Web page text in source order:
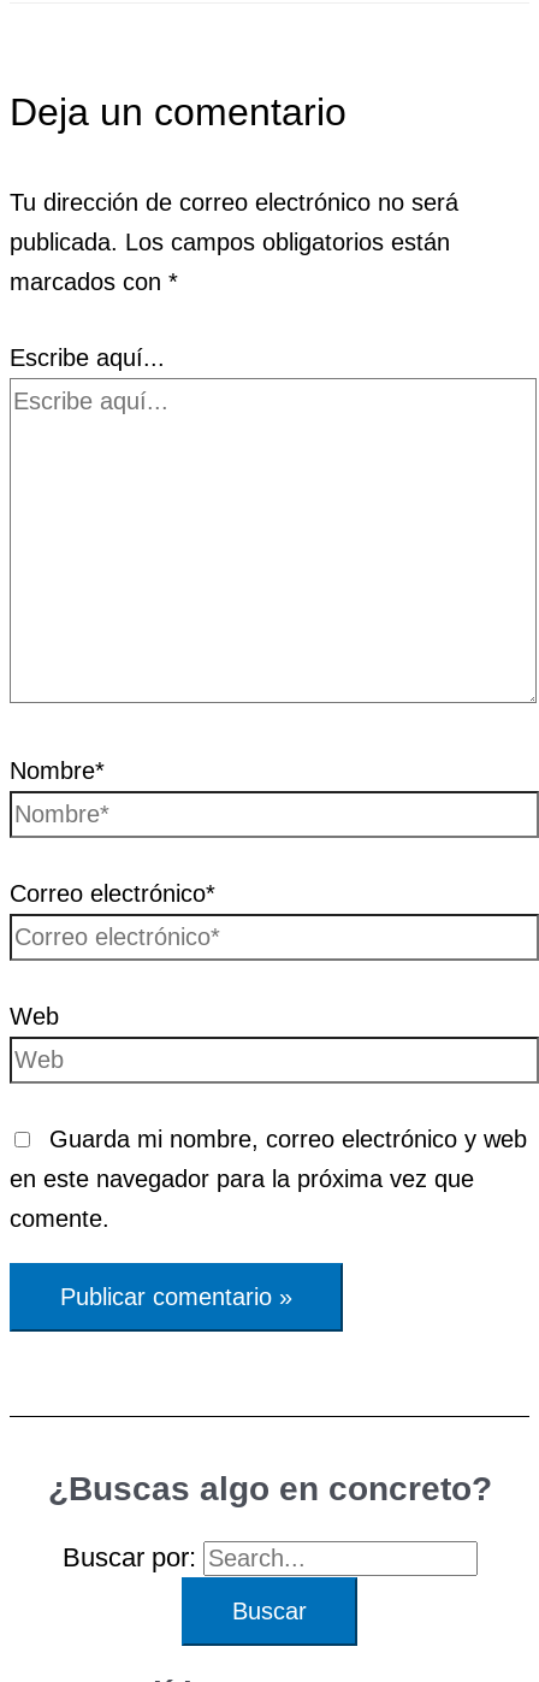
Deja un comentario
Tu dirección de correo electrónico no será
publicada. Los campos obligatorios están
marcados con *
Escribe aquí...
Nombre*
Correo electrónico*
Web
Guarda mi nombre, correo electrónico y web
en este navegador para la próxima vez que
comente.
¿Buscas algo en concreto?
Buscar por: